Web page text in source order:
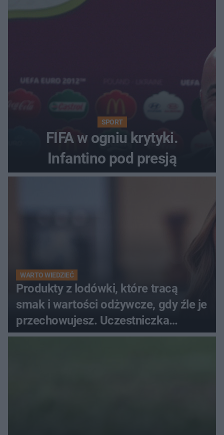
SPORT
FIFA w ogniu krytyki.
Infantino pod presją
WARTO WIEDZIEĆ
Produkty z lodówki, które tracą
smak i wartości odżywcze, gdy źle je
przechowujesz. Uczestniczka
"MasterChefa"